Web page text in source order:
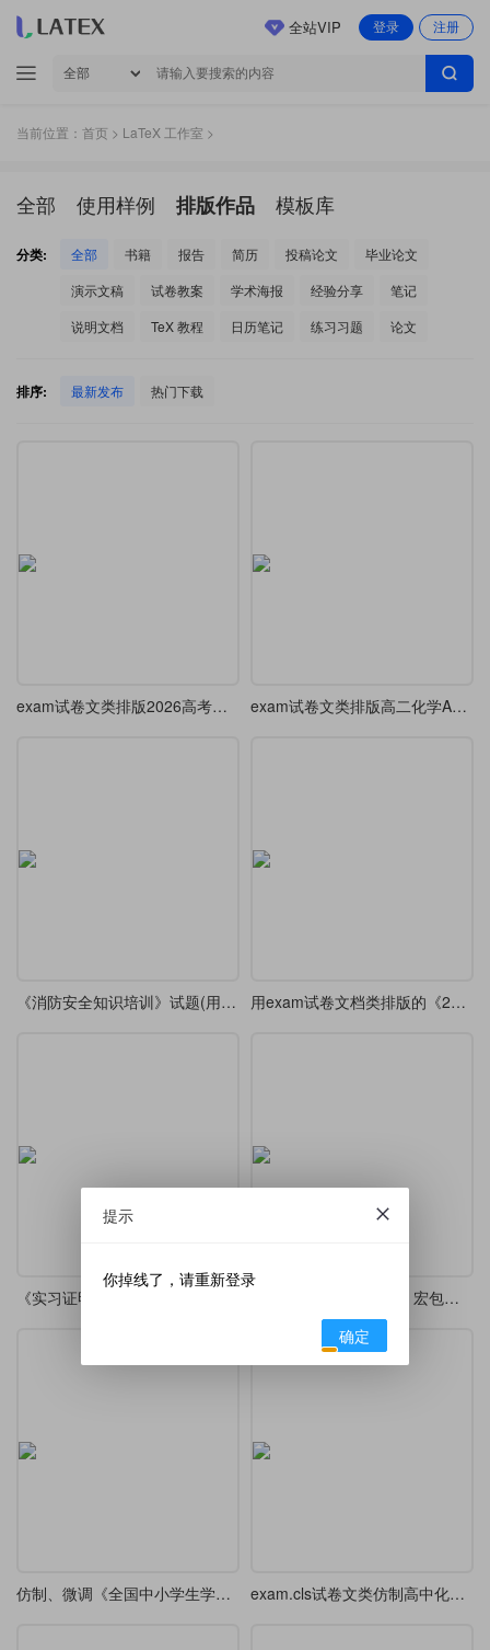
登录 注册
全站VIP
当前位置： 首页 > LaTeX 工作室 >
全部 使用样例 排版作品 模板库
分类: 全部 书籍 报告 简历 投稿论文
毕业论文
演示文稿
试卷教案 学术海报 经验分享
笔记
说明文档
TeX 教程 日历笔记 练习习题 论文
排序: 最新发布 热门下载
exam试卷文类排版2026高考数学试卷(卷1)A4-A3 exam试卷文类排版高二化学A4试卷(节选，带装订线)
《消防安全知识培训》试题(用exam试卷文档类排版) 用exam试卷文档类排版的《2025年禁毒知识竞赛》
用 padcount 和 multido 宏包批量生成票据的数字 No. 编号
仿制、微调《全国中小学生学籍基础信息登记表》 exam.cls试卷文类仿制高中化学试卷（带装订线）
提示
你掉线了，请重新登录
确定